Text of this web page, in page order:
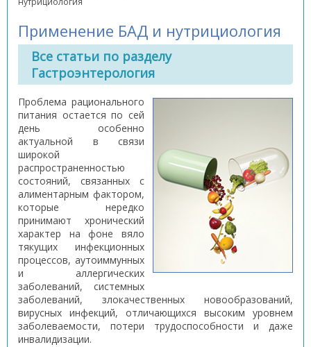
Применение БАД и нутрициология
Все статьи по разделу
Гастроэнтерология
Проблема рационального
питания остается по сей
день особенно
актуальной в связи
широкой
распространенностью
состояний, связанных с
алиментарным фактором,
которые нередко
принимают хронический
характер на фоне вяло
тякущих инфекционных
процессов, аутоиммунных
и аллергических
заболеваний, системных
заболеваний, злокачественных новообразований,
вирусных инфекций, отличающихся высоким уровнем
заболеваемости, потери трудоспособности и даже
инвалидизации.